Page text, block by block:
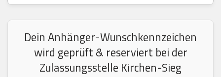
Dein Anhänger-Wunschkennzeichen
wird geprüft & reserviert bei der
Zulassungsstelle Kirchen-Sieg